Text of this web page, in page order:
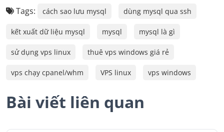
Tags: cách sao lưu mysql dùng mysql qua ssh
kết xuất dữ liệu mysql mysql mysql là gì
sử dụng vps linux thuê vps windows giá rẻ
vps chạy cpanel/whm VPS linux vps windows
Bài viết liên quan